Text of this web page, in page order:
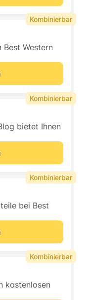
Western
Kombinierbar
bietet Ihnen
Kombinierbar
bei Best
Kombinierbar
kostenlosen
Kombinierbar